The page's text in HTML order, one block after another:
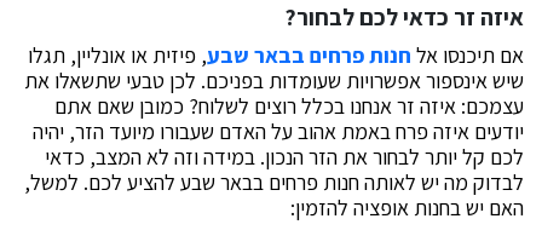
איזה זר כדאי לכם לבחור?
אם תיכנסו אל חנות פרחים בבאר שבע, פיזית או אונליין, תגלו
שיש אינספור אפשרויות שעומדות בפניכם. לכן טבעי שתשאלו את
עצמכם: איזה זר אנחנו בכלל רוצים לשלוח? כמובן שאם אתם
יודעים איזה פרח באמת אהוב על האדם שעבורו מיועד הזר, יהיה
לכם קל יותר לבחור את הזר הנכון. במידה וזה לא המצב, כדאי
לבדוק מה יש לאותה חנות פרחים בבאר שבע להציע לכם. למשל,
האם יש בחנות אופציה להזמין: